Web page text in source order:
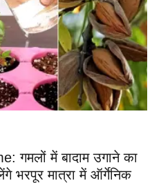
गमलों में बादाम उगाने का
भरपूर मात्रा में ऑर्गेनिक